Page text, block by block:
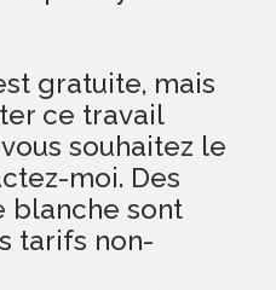
gratuite, mais
ce travail
souhaitez le
moi. Des
blanche sont
tarifs non-